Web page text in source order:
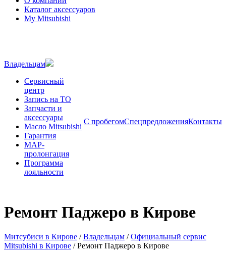
Каталог аксессуаров
My Mitsubishi
Владельцам
Сервисный
центр
Запись на ТО
Запчасти и
аксессуары
Масло Mitsubishi
Гарантия
MAP-
пролонгация
Программа
лояльности
С пробегомСпецпредложенияКонтакты
Ремонт Паджеро в Кирове
Митсубиси в Кирове / Владельцам / Официальный сервис
Mitsubishi в Кирове /Ремонт Паджеро в Кирове